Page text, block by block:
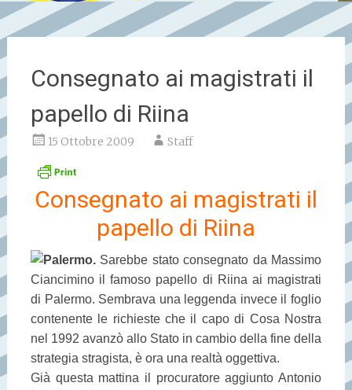
Consegnato ai magistrati il
papello di Riina
15 Ottobre 2009 Staff
Consegnato ai magistrati il
papello di Riina
Palermo.Sarebbe stato consegnato da Massimo
Ciancimino il famoso papello di Riina ai magistrati
di Palermo. Sembrava una leggenda invece il foglio
contenente le richieste che il capo di Cosa Nostra
nel 1992 avanzò allo Stato in cambio della fine della
strategia stragista, è ora una realtà oggettiva.
Già questa mattina il procuratore aggiunto Antonio